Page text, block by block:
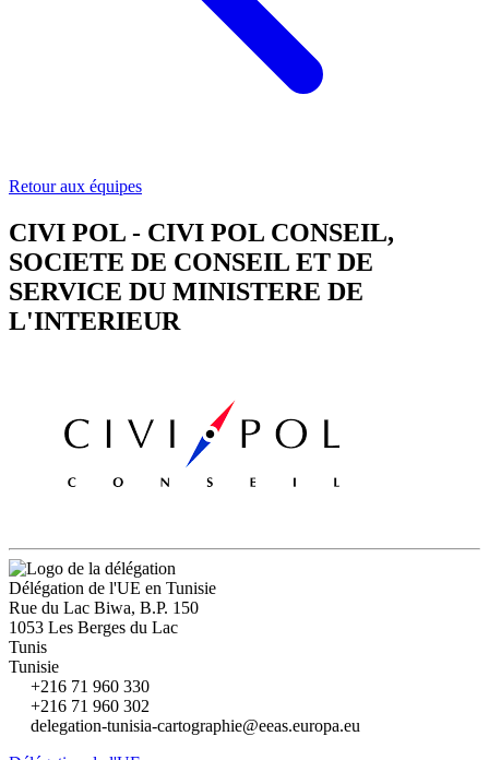
Retour aux équipes
CIVI POL - CIVI POL CONSEIL,
SOCIETE DE CONSEIL ET DE
SERVICE DU MINISTERE DE
L'INTERIEUR
Délégation de l'UE en Tunisie
Rue du Lac Biwa, B.P. 150
1053 Les Berges du Lac
Tunis
Tunisie
+216 71 960 330
+216 71 960 302
delegation-tunisia-cartographie@eeas.europa.eu